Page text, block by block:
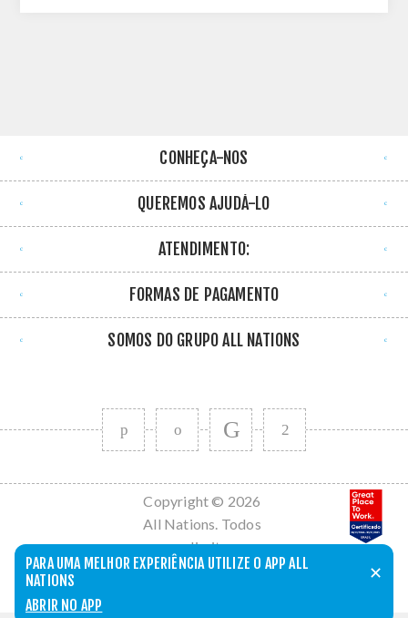
PARA UMA MELHOR EXPERIÊNCIA UTILIZE O APP ALL
NATIONS
✕
ABRIR NO APP
CONHEÇA-NOS
QUEREMOS AJUDÁ-LO
ATENDIMENTO:
FORMAS DE PAGAMENTO
SOMOS DO GRUPO ALL NATIONS
Copyright © 2026
All Nations. Todos
os direitos
reservados.